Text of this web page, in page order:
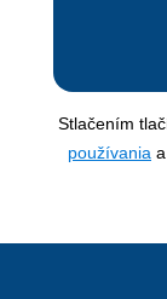
Stlačením
používania a